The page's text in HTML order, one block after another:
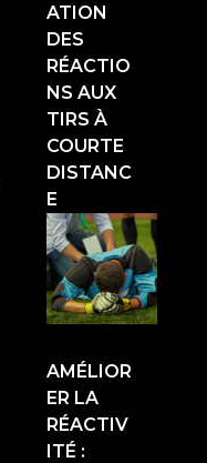
ATION
DES
RÉACTIO
NS AUX
TIRS À
COURTE
DISTANC
E
AMÉLIOR
ER LA
RÉACTIV
ITÉ :